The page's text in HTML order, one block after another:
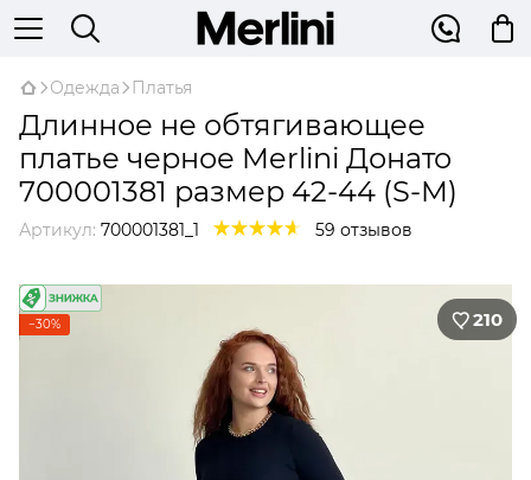
Одежда Платья
Длинное не обтягивающее
платье черное Merlini Донато
700001381 размер 42-44 (S-M)
Артикул: 700001381_1 59 отзывов
−30% 210